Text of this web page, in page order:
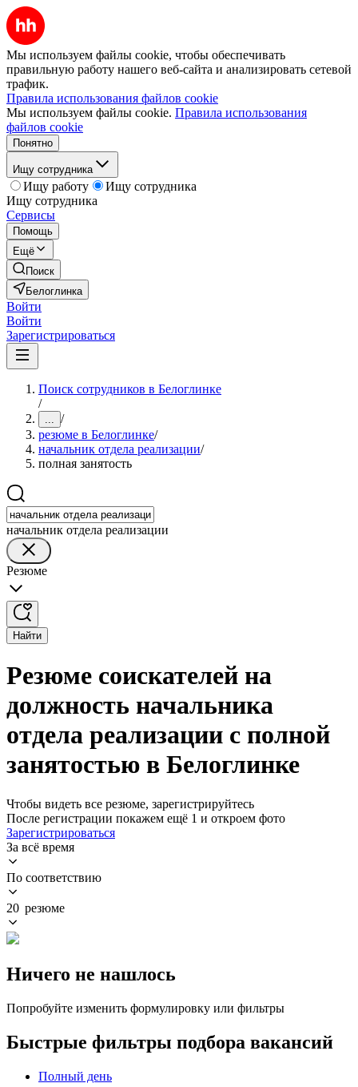
Мы используем файлы cookie, чтобы обеспечивать
правильную работу нашего веб-сайта и анализировать сетевой
трафик.
Правила использования файлов cookie
Мы используем файлы cookie. Правила использования
файлов cookie
Понятно
Ищу сотрудника
Ищу работу
Ищу сотрудника
Ищу сотрудника
Сервисы
Помощь
Ещё
Поиск
Белоглинка
Войти
Войти
Зарегистрироваться
Поиск сотрудников в Белоглинке
/
... /
резюме в Белоглинке/
начальник отдела реализации/
полная занятость
начальник отдела реализации
Резюме
Найти
Резюме соискателей на
должность начальника
отдела реализации с полной
занятостью в Белоглинке
Чтобы видеть все резюме, зарегистрируйтесь
После регистрации покажем ещё 1 и откроем фото
Зарегистрироваться
За всё время
По соответствию
20 резюме
Ничего не нашлось
Попробуйте изменить формулировку или фильтры
Быстрые фильтры подбора вакансий
Полный день